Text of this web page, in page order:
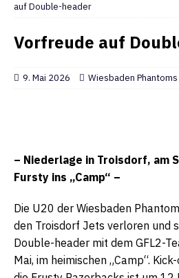
auf Double-header
Vorfreude auf
9. Mai 2026 Wiesbaden Phantoms
– Niederlage in Troisdorf, am
Fursty ins „Camp“ –
Die U20 der Wiesbaden
den Troisdorf Jets verloren und
Double-header mit dem GFL2-
Mai, im heimischen „Camp“.